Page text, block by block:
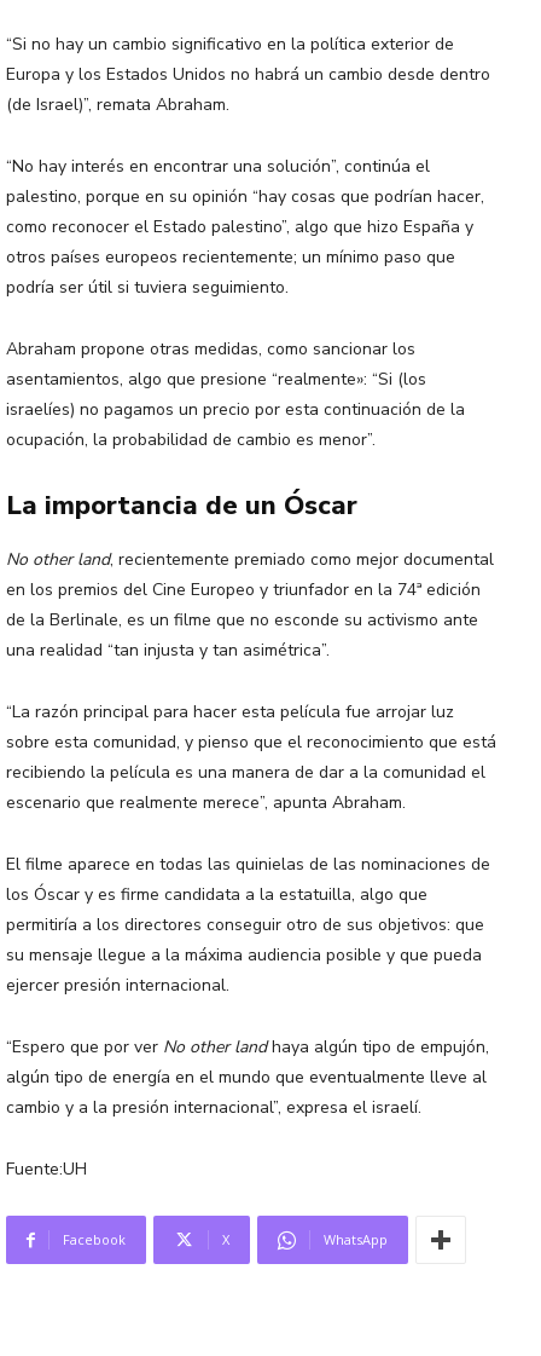
“Si no hay un cambio significativo en la política exterior de
Europa y los Estados Unidos no habrá un cambio desde dentro
(de Israel)”, remata Abraham.
“No hay interés en encontrar una solución”, continúa el
palestino, porque en su opinión “hay cosas que podrían hacer,
como reconocer el Estado palestino”, algo que hizo España y
otros países europeos recientemente; un mínimo paso que
podría ser útil si tuviera seguimiento.
Abraham propone otras medidas, como sancionar los
asentamientos, algo que presione “realmente»: “Si (los
israelíes) no pagamos un precio por esta continuación de la
ocupación, la probabilidad de cambio es menor”.
La importancia de un Óscar
No other land, recientemente premiado como mejor documental
en los premios del Cine Europeo y triunfador en la 74ª edición
de la Berlinale, es un filme que no esconde su activismo ante
una realidad “tan injusta y tan asimétrica”.
“La razón principal para hacer esta película fue arrojar luz
sobre esta comunidad, y pienso que el reconocimiento que está
recibiendo la película es una manera de dar a la comunidad el
escenario que realmente merece”, apunta Abraham.
El filme aparece en todas las quinielas de las nominaciones de
los Óscar y es firme candidata a la estatuilla, algo que
permitiría a los directores conseguir otro de sus objetivos: que
su mensaje llegue a la máxima audiencia posible y que pueda
ejercer presión internacional.
“Espero que por ver No other landhaya algún tipo de empujón,
algún tipo de energía en el mundo que eventualmente lleve al
cambio y a la presión internacional”, expresa el israelí.
Fuente:UH
Facebook X WhatsApp